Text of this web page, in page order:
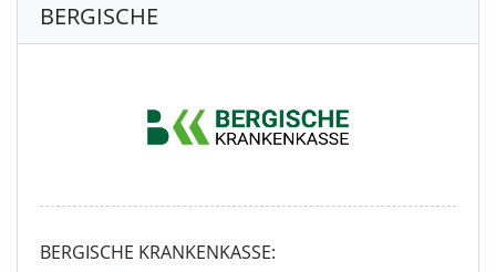
BERGISCHE
BERGISCHE KRANKENKASSE: